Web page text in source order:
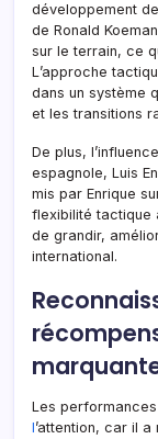
développement
de Ronald
sur le terrain, ce
L’approche
dans un système
et les transitions
De plus,
espagnole, Luis
mis par Enrique
flexibilité tactique
de grandir,
international.
Les
l’attention, car il